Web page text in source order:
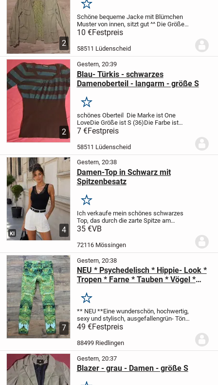
2
Merken
Schöne bequeme Jacke mit Blümchen
Muster von innen, sitzt gut ^^ Die Größe
ist L (40)Die Farbe ist Grün blumig
10 €Festpreis
58511 Lüdenscheid
2
Gestern, 20:39
Blau- Türkis - schwarzes
Damenoberteil - langarm - größe S
Merken
schönes Oberteil Die Marke ist One
LoveDie Größe ist S (36)Die Farbe ist
Blau/ Türkis / Schwarz
melden ^^
7 €Festpreis
58511 Lüdenscheid
4
KI
Gestern, 20:38
Damen-Top in Schwarz mit
Spitzenbesatz
Merken
Ich verkaufe mein schönes schwarzes
Top, das durch die zarte Spitze am
Ausschnitt besonders elegant wirkt. Es ist
lässt sich super unter einem Blazer...
35 €VB
72116 Mössingen
7
Gestern, 20:38
NEU * Psychedelisch * Hippie- Look *
Tropen * Farne * Tauben * Vögel *
Original * Gr. 34- 36/ XS- S * grün-
Töne *
Merken
** NEU **Eine wunderschön, hochwertig,
sexy und stylisch, ausgefallengrün- Töne
* weiß * gelb * braun
Farne * Tauben * Vögel *
Psychedelischim angesagten, Hippie
49 €Festpreis
88499 Riedlingen
Gestern, 20:37
Blazer - grau - Damen - größe S